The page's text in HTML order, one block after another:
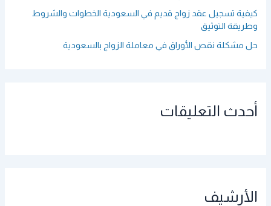
كيفية تسجيل عقد زواج قديم في السعودية الخطوات والشروط
وطريقة التوثيق
حل مشكلة نقص الأوراق في معاملة الزواج بالسعودية
أحدث التعليقات
الأرشيف